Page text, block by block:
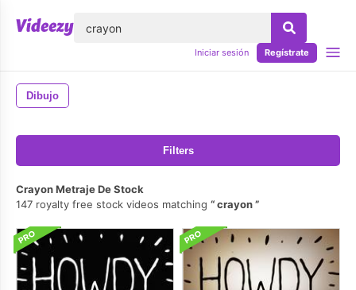
Iniciar sesión Regístrate
Dibujo
Filters
Crayon Metraje De Stock
147 royalty free stock videos matching
crayon